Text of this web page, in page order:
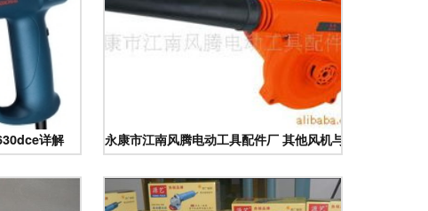
详解 永康市江南风腾电动工具配件厂 其他风机与排风设备产品